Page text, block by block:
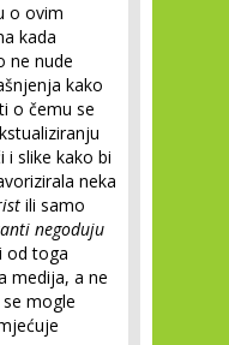
o ovim
kada
ne nude
kako
o čemu se
i slike kako bi
neka
ili samo
negoduju
od toga
medija, a ne
mogle